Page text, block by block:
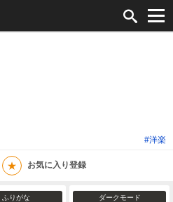
#洋楽
★ お気に入り登録
ふりがな ダークモード